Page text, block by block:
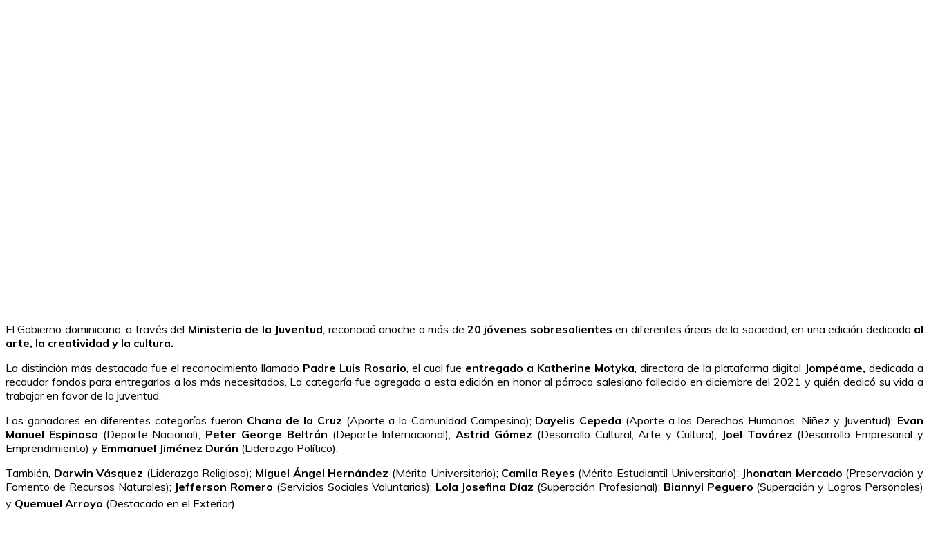
El Gobierno dominicano, a través del Ministerio de la Juventud , reconoció anoche a más de 20 jóvenes sobresalientes en diferentes áreas de la sociedad, en una edición dedicada al
arte, la creatividad y la cultura.
La distinción más destacada fue el reconocimiento llamado Padre Luis Rosario , el cual fue entregado a Katherine Motyka , directora de la plataforma digital Jompéame, dedicada a
recaudar fondos para entregarlos a los más necesitados. La categoría fue agregada a esta edición en honor al párroco salesiano fallecido en diciembre del 2021 y quién dedicó su vida a
trabajar en favor de la juventud.
Los ganadores en diferentes categorías fueron Chana de la Cruz (Aporte a la Comunidad Campesina); Dayelis Cepeda (Aporte a los Derechos Humanos, Niñez y Juventud); Evan
Manuel Espinosa (Deporte Nacional); Peter George Beltrán (Deporte Internacional);Astrid Gómez (Desarrollo Cultural, Arte y Cultura); Joel Tavárez (Desarrollo Empresarial y
Emprendimiento) y Emmanuel Jiménez Durán (Liderazgo Político).
También, Darwin Vásquez (Liderazgo Religioso); Miguel Ángel Hernández (Mérito Universitario); Camila Reyes (Mérito Estudiantil Universitario); Jhonatan Mercado (Preservación y
Fomento de Recursos Naturales); Jefferson Romero (Servicios Sociales Voluntarios); Lola Josefina Díaz (Superación Profesional); Biannyi Peguero (Superación y Logros Personales)
y Quemuel Arroyo (Destacado en el Exterior).